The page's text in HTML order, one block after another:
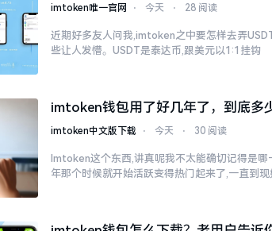
imtoken唯一官网 ⋅ 今天 ⋅ 28 阅读
近期好多友人问我,imtoken之中要怎样去弄
些让人发懵。USDT是泰达币,跟美元以1:1挂钩
imtoken钱包用了好几年了，到底多
imtoken中文版下载 ⋅ 今天 ⋅ 30 阅读
Imtoken这个东西,讲真呢我不太能确切记得是
年那个时候就开始活跃变得热门起来了,一直到